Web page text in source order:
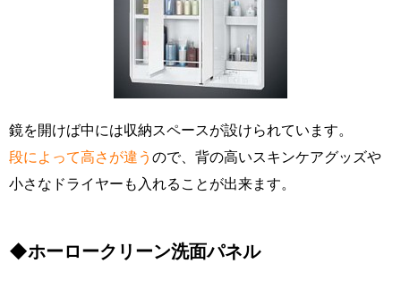
鏡を開けば中には収納スペースが設けられています。
段によって高さが違う ので、背の高いスキンケアグッズや
小さなドライヤーも入れることが出来ます。
◆ホーロークリーン洗面パネル